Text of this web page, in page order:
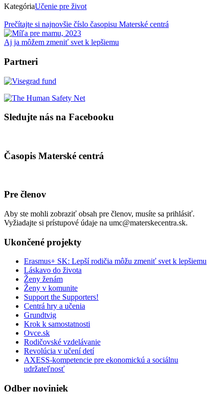
KategóriaUčenie pre život
Prečítajte si najnovšie číslo časopisu Materské centrá
Aj ja môžem zmeniť svet k lepšiemu
Partneri
Sledujte nás na Facebooku
Časopis Materské centrá
Pre členov
Aby ste mohli zobraziť obsah pre členov, musíte sa prihlásiť.
Vyžiadajte si prístupové údaje na umc@materskecentra.sk.
Ukončené projekty
Erasmus+ SK: Lepší rodičia môžu zmeniť svet k lepšiemu
Láskavo do života
Ženy ženám
Ženy v komunite
Support the Supporters!
Centrá hry a učenia
Grundtvig
Krok k samostatnosti
Ovce.sk
Rodičovské vzdelávanie
Revolúcia v učení detí
AXESS-kompetencie pre ekonomickú a sociálnu
udržateľnosť
Odber noviniek